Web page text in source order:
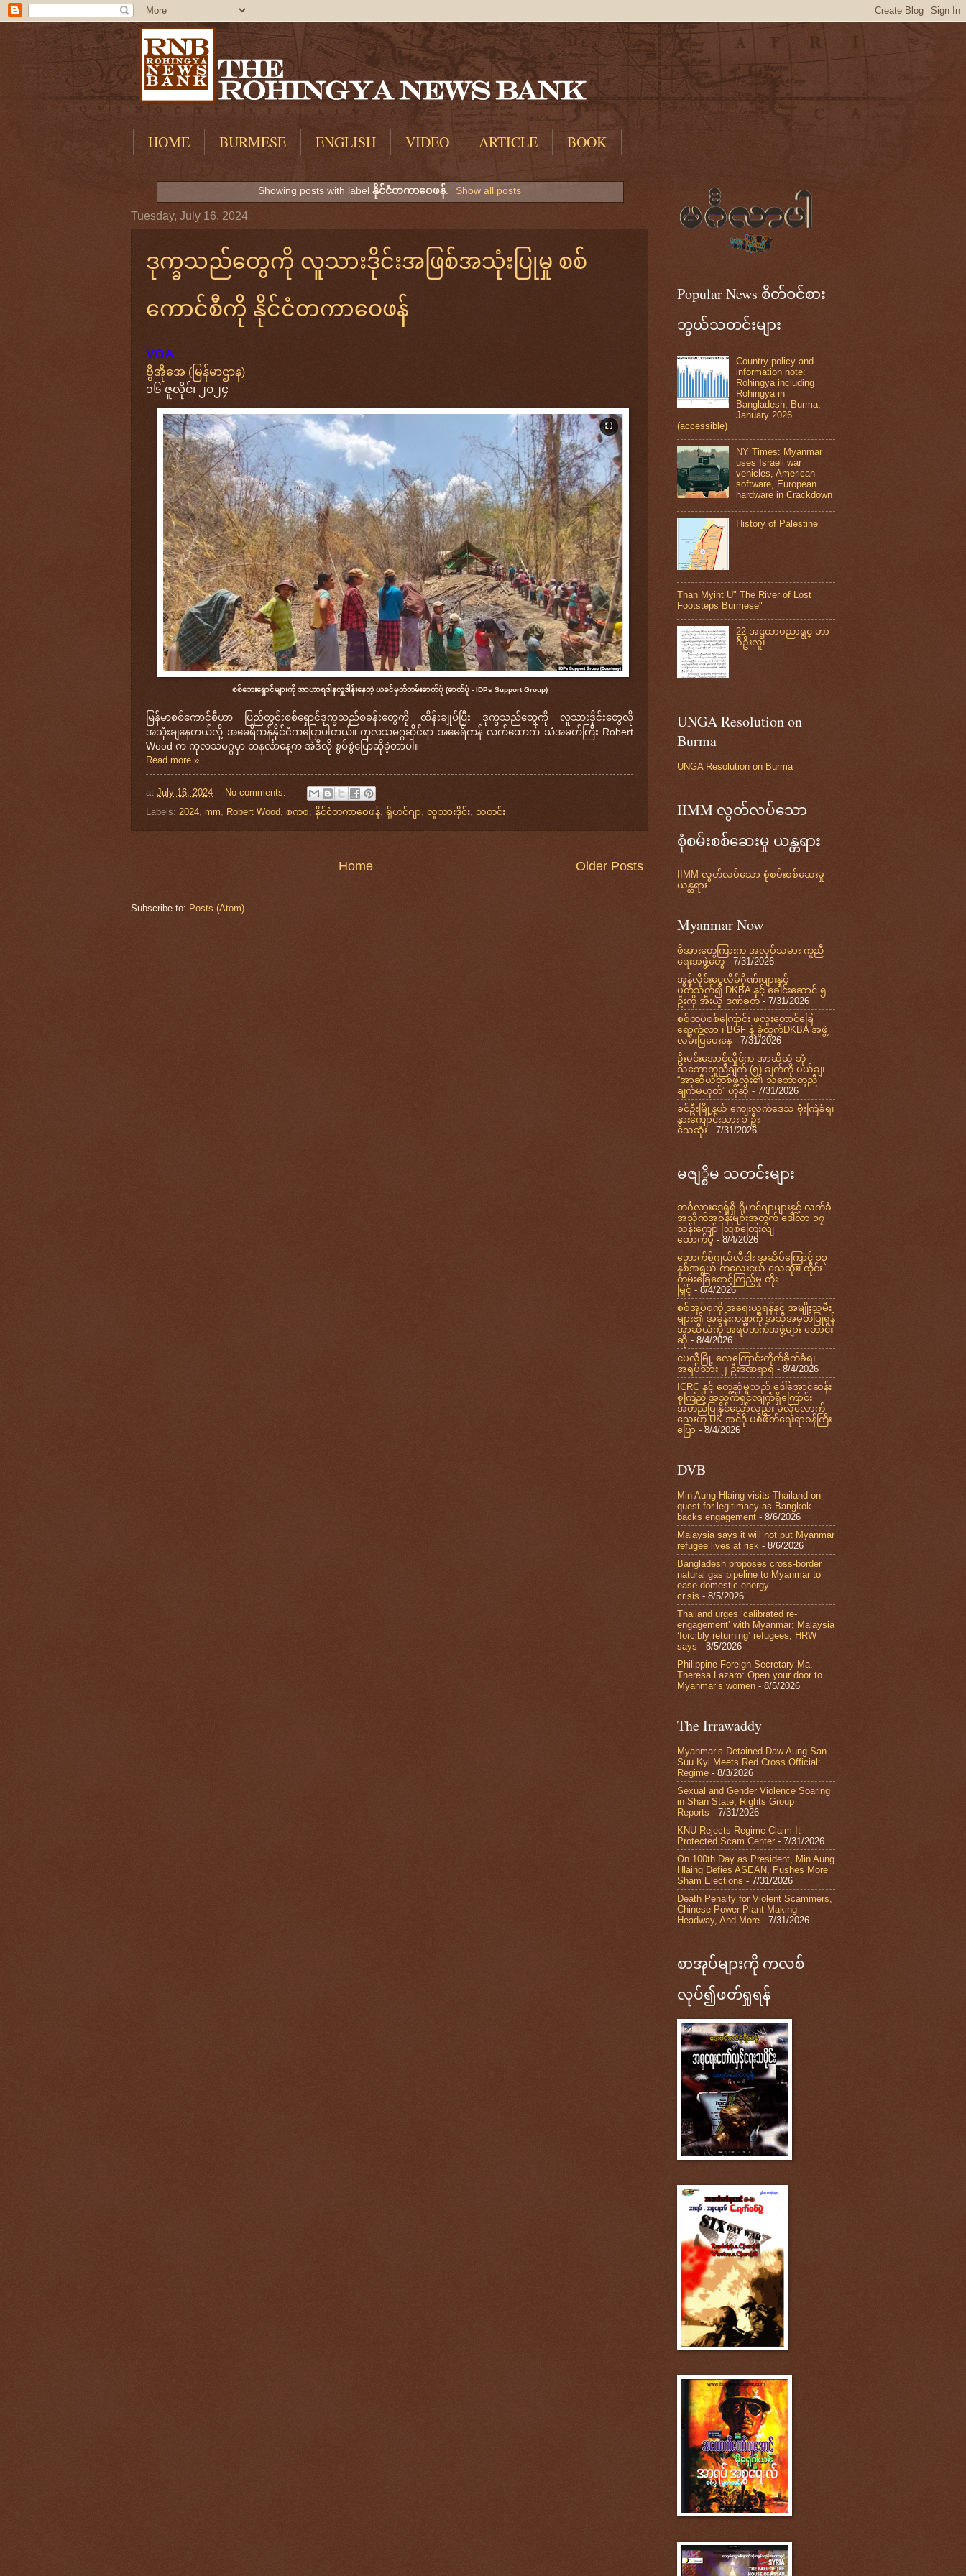
HOME BURMESE ENGLISH VIDEO ARTICLE BOOK
Showing posts with labelနိုင်ငံတကာဝေဖန်. Show all posts
Tuesday, July 16, 2024
ဒုက္ခသည်တွေကို လူသားဒိုင်းအဖြစ်အသုံးပြုမှု စစ်
ကောင်စီကို နိုင်ငံတကာဝေဖန်
VOA
ဗွီအိုအေ (မြန်မာဌာန)
၁၆ ဇူလိုင်၊ ၂၀၂၄
စစ်ဘေးရှောင်များကို အာဟာရဒါနလှူဒါန်းနေတဲ့ ယခင်မှတ်တမ်းဓာတ်ပုံ (ဓာတ်ပုံ - IDPs Support Group)
မြန်မာစစ်ကောင်စီဟာ ပြည်တွင်းစစ်ရှောင်ဒုက္ခသည်စခန်းတွေကို ထိန်းချုပ်ပြီး ဒုက္ခသည်တွေကို လူသားဒိုင်းတွေလို
အသုံးချနေတယ်လို့ အမေရိကန်နိုင်ငံကပြောပါတယ်။ ကုလသမဂ္ဂဆိုင်ရာ အမေရိကန် လက်ထောက် သံအမတ်ကြီး Robert
Wood က ကုလသမဂ္ဂမှာ တနင်္လာနေ့က အဲဒီလို စွပ်စွဲပြောဆိုခဲ့တာပါ။
Read more »
at July 16, 2024
No comments:
Labels: 2024 mm Robert Wood စကစ နိုင်ငံတကာဝေဖန် ရိုဟင်ဂျာ လူသားဒိုင်း သတင်း
Older Posts
Home
Subscribe to: Posts (Atom)
Popular News စိတ်ဝင်စား
ဘွယ်သတင်းများ
Country policy and
information note:
Rohingya including
Rohingya in
Bangladesh, Burma,
January 2026
(accessible)
NY Times: Myanmar
uses Israeli war
vehicles, American
software, European
hardware in Crackdown
History of Palestine
Than Myint U" The River of Lost
Footsteps Burmese"
22-အဌထာပညာရွင္ ဟာ
ဂ်ီဦးလူ၊
UNGA Resolution on
Burma
UNGA Resolution on Burma
IIMM လွတ်လပ်သော
စုံစမ်းစစ်ဆေးမှု ယန္တရား
IIMM လွတ်လပ်သော စုံစမ်းစစ်ဆေးမှု
ယန္တရား
Myanmar Now
ဖိအားတွေကြားက အလုပ်သမား ကူညီ
ရေးအဖွဲ့တွေ- 7/31/2026
အွန်လိုင်းငွေလိမ်ဂိုဏ်းများနှင့်
ပတ်သက်၍ DKBA နှင့် ခေါင်းဆောင် ၅
ဦးကို အီးယူ ဒဏ်ခတ် - 7/31/2026
စစ်တပ်စစ်ကြောင်း ဖလူးတောင်ခြေ
ရောက်လာ ၊ BGF နဲ့ ခွဲထွက်DKBA အဖွဲ့
လမ်းပြပေးနေ - 7/31/2026
ဦးမင်းအောင်လှိုင်က အာဆီယံ ဘုံ
သဘောတူညီချက် (၅) ချက်ကို ပယ်ချ၊
“အာဆီယံတစ်ဖွဲ့လုံး၏ သဘောတူညီ
ချက်မဟုတ်” ဟုဆို - 7/31/2026
ခင်ဦးမြို့နယ် ကျေးလက်ဒေသ ဗုံးကြဲခံရ၊
နွားကျောင်းသား ၁ ဦး
သေဆုံး- 7/31/2026
မဇျ္စိမ သတင်းများ
ဘင်္ဂလားဒေ့ရှ်ရှိ ရိုဟင်ဂျာများနှင့် လက်ခံ
အသိုက်အဝန်းများအတွက် ဒေါ်လာ ၁၇
သန်းကျော် ဩစတြေးလျ
ထောက်ပံ့ - 8/4/2026
ဘောက်စ်ဂျယ်လီငါး အဆိပ်ကြောင့် ၁၃
နှစ်အရွယ် ကလေးငယ် သေဆုံး၊ ထိုင်း
ကမ်းခြေစောင့်ကြည့်မှု တိုး
မြှင့် - 8/4/2026
စစ်အုပ်စုကို အရေးယူရန်နှင့် အမျိုးသမီး
များ၏ အခန်းကဏ္ဍကို အသိအမှတ်ပြုရန်
အာဆီယံကို အရပ်ဘက်အဖွဲ့များ တောင်း
ဆို - 8/4/2026
ငပလီမြို့ လေကြောင်းတိုက်ခိုက်ခံရ၊
အရပ်သား ၂ ဦးဒဏ်ရာရ - 8/4/2026
ICRC နှင့် တွေ့ဆုံမှုသည် ဒေါ်အောင်ဆန်း
စုကြည် အသက်ရှင်လျက်ရှိကြောင်း
အတည်ပြုနိုင်သော်လည်း မလုံလောက်
သေးဟု UK အင်ဒို-ပစိဖိတ်ရေးရာဝန်ကြီး
ပြော - 8/4/2026
DVB
Min Aung Hlaing visits Thailand on
quest for legitimacy as Bangkok
backs engagement - 8/6/2026
Malaysia says it will not put Myanmar
refugee lives at risk - 8/6/2026
Bangladesh proposes cross-border
natural gas pipeline to Myanmar to
ease domestic energy
crisis - 8/5/2026
Thailand urges ‘calibrated re-
engagement’ with Myanmar; Malaysia
‘forcibly returning’ refugees, HRW
says - 8/5/2026
Philippine Foreign Secretary Ma.
Theresa Lazaro: Open your door to
Myanmar’s women - 8/5/2026
The Irrawaddy
Myanmar’s Detained Daw Aung San
Suu Kyi Meets Red Cross Official:
Regime - 8/3/2026
Sexual and Gender Violence Soaring
in Shan State, Rights Group
Reports - 7/31/2026
KNU Rejects Regime Claim It
Protected Scam Center - 7/31/2026
On 100th Day as President, Min Aung
Hlaing Defies ASEAN, Pushes More
Sham Elections - 7/31/2026
Death Penalty for Violent Scammers,
Chinese Power Plant Making
Headway, And More - 7/31/2026
စာအုပ်များကို ကလစ်
လုပ်၍ဖတ်ရှုရန်